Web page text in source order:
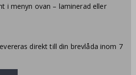
i menyn ovan – laminerad eller
direkt till din brevlåda inom 7